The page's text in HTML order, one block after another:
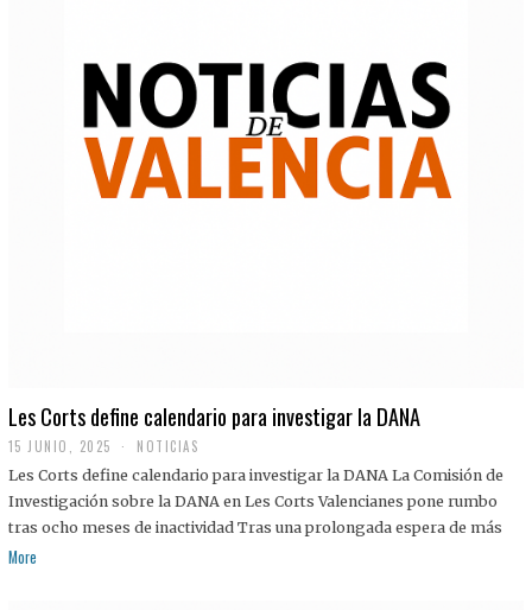
Les Corts define calendario para investigar la DANA
15 JUNIO, 2025 NOTICIAS
Les Corts define calendario para investigar la DANA La Comisión de
Investigación sobre la DANA en Les Corts Valencianes pone rumbo
tras ocho meses de inactividad Tras una prolongada espera de más
More